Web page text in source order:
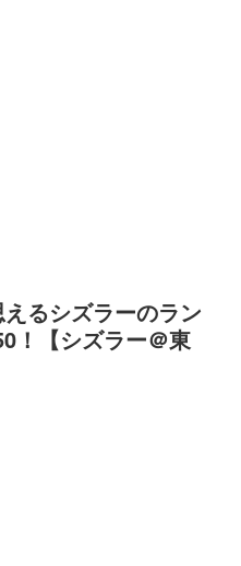
るシズラーのラン
！【シズラー＠東